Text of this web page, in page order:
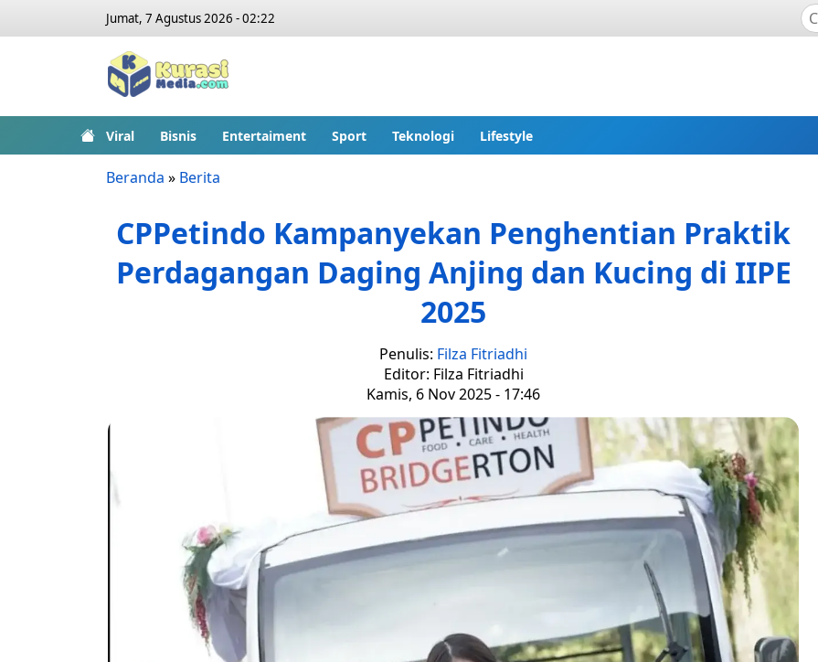
Jumat, 7 Agustus 2026 - 02:22
Viral Bisnis Entertaiment Sport Teknologi Lifestyle
Beranda » Berita
CPPetindo Kampanyekan Penghentian Praktik
Perdagangan Daging Anjing dan Kucing di IIPE
2025
Penulis: Filza Fitriadhi
Editor: Filza Fitriadhi
Kamis, 6 Nov 2025 - 17:46